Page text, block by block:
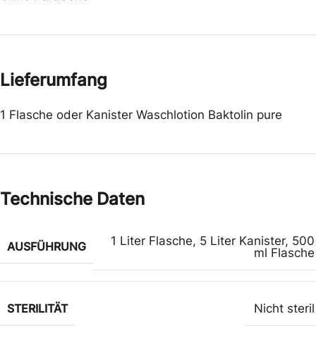
Lieferumfang
1 Flasche oder Kanister Waschlotion Baktolin pure
Technische Daten
AUSFÜHRUNG 1 Liter Flasche, 5 Liter Kanister, 500
ml Flasche
STERILITÄT Nicht steril